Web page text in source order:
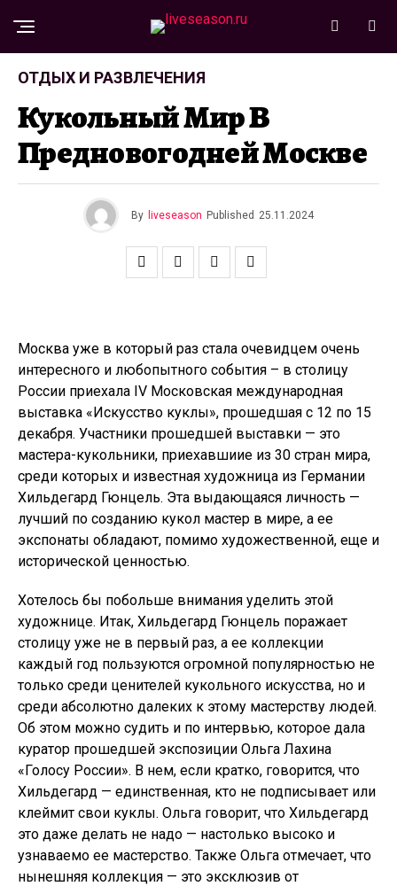
ОТДЫХ И РАЗВЛЕЧЕНИЯ
Кукольный Мир В
Предновогодней Москве
By liveseason Published 25.11.2024
Москва уже в который раз стала очевидцем очень
интересного и любопытного события – в столицу
России приехала IV Московская международная
выставка «Искусство куклы», прошедшая с 12 по 15
декабря. Участники прошедшей выставки — это
мастера-кукольники, приехавшиие из 30 стран мира,
среди которых и известная художница из Германии
Хильдегард Гюнцель. Эта выдающаяся личность —
лучший по созданию кукол мастер в мире, а ее
экспонаты обладают, помимо художественной, еще и
исторической ценностью.
Хотелось бы побольше внимания уделить этой
художнице. Итак, Хильдегард Гюнцель поражает
столицу уже не в первый раз, а ее коллекции
каждый год пользуются огромной популярностью не
только среди ценителей кукольного искусства, но и
среди абсолютно далеких к этому мастерству людей.
Об этом можно судить и по интервью, которое дала
куратор прошедшей экспозиции Ольга Лахина
«Голосу России». В нем, если кратко, говорится, что
Хильдегард — единственная, кто не подписывает или
клеймит свои куклы. Ольга говорит, что Хильдегард
это даже делать не надо — настолько высоко и
узнаваемо ее мастерство. Также Ольга отмечает, что
нынешняя коллекция — это эксклюзив от